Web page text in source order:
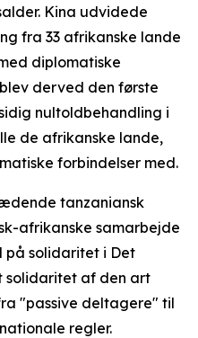
Kina udvidede
fra 33 afrikanske lande
diplomatiske
derved den første
nultoldbehandling i
de afrikanske lande,
forbindelser med.
tanzaniansk
afrikanske samarbejde
på solidaritet i Det
solidaritet af den art
"passive deltagere" til
regler.